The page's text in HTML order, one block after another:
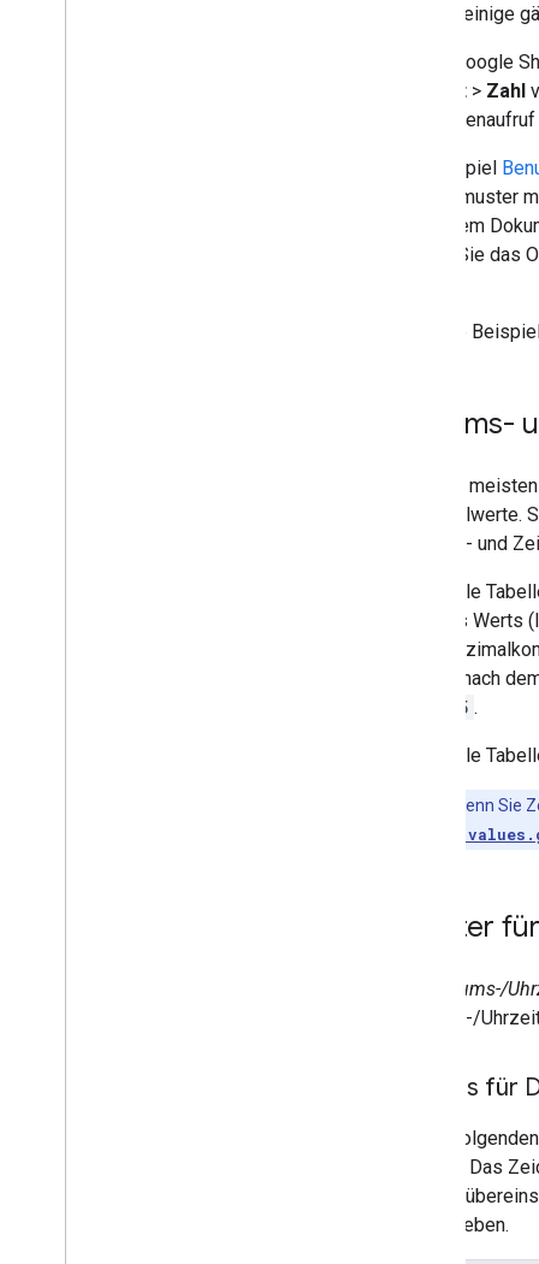
stehen einige
In der Google
Format > Zahl
Im Beispiel
Formatmuster
In diesem
indem Sie das
Weitere
Datums-
Wie die
Dezimalwerte.
Datums- und
In Google
Teil des Werts
vom
2 Tage nach
33.625 .
In Google
:Wenn Sie
Muster
Datums-/
Datums-/
Tokens für
In der
können. Das
Muster
ausgegeben.